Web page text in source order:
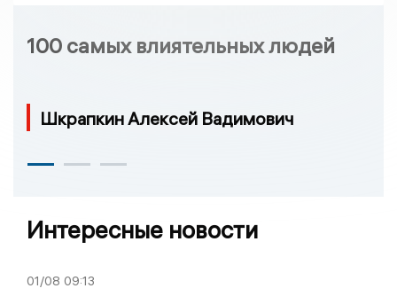
100 самых влиятельных людей
Шкрапкин Алексей Вадимович
Интересные новости
01/08 09:13